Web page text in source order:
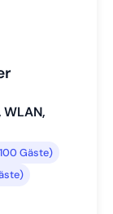
Gäste)